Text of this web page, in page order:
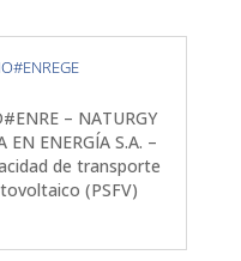
– NATURGY
EN ENERGÍA S.A. –
de transporte
(PSFV)